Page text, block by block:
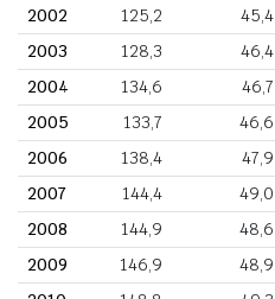
2002
125,2 45,4
2003
128,3 46,4
2004
134,6 46,7
2005
133,7 46,6
2006
138,4 47,9
2007
144,4 49,0
2008
144,9 48,6
2009
146,9 48,9